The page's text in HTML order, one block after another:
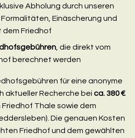
Abholung durch unseren
Einäscherung und
dem Friedhof
, die direkt vom
berechnet werden
für eine anonyme
aktueller Recherche bei ca. 380 €
Friedhof Thale sowie dem
Die genauen Kosten
Friedhof und dem gewählten